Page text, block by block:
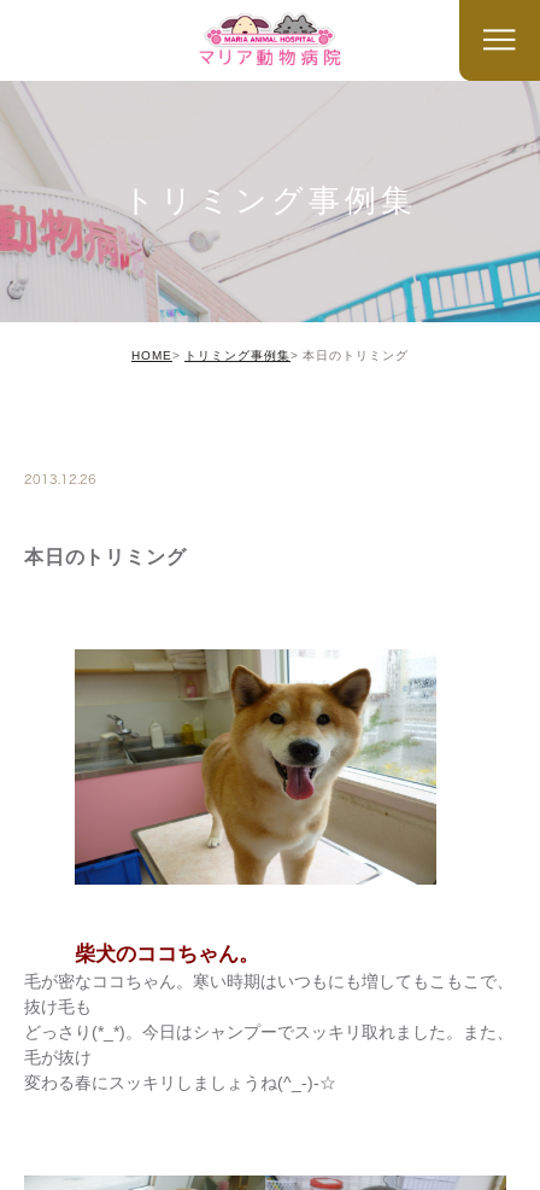
トリミング事例集
HOME トリミング事例集 本日のトリミング
2013.12.26
本日のトリミング
柴犬のココちゃん。
毛が密なココちゃん。寒い時期はいつもにも増してもこもこで、
抜け毛も
どっさり(*_*)。今日はシャンプーでスッキリ取れました。また、
毛が抜け
変わる春にスッキリしましょうね(^_-)-☆